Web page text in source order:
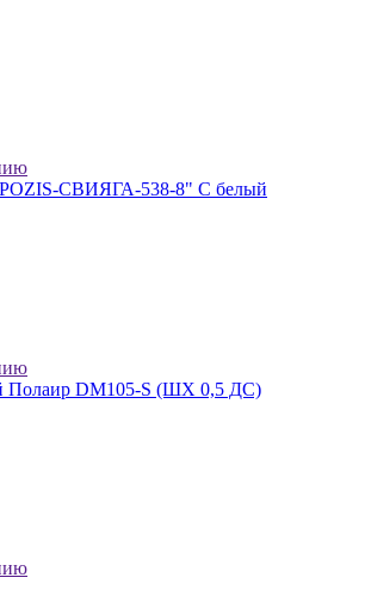
СВИЯГА-538-8" C белый
Полаир DM105-S (ШХ 0,5 ДС)